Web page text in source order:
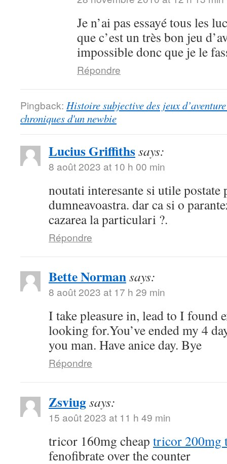
Je n’ai pas essayé tous les
que c’est un très bon jeu
impossible donc que je le
Répondre
Pingback: Histoire subjective des jeux
chroniques d'un newbie
Lucius Griffithssays:
8 août 2023 at 10 h 00 min
noutati interesante si utile postate
dumneavoastra. dar ca si o
cazarea la particulari ?.
Répondre
Bette Normansays:
8 août 2023 at 17 h 29 min
I take pleasure in, lead to I found
looking for.You’ve ended my 4
you man. Have anice day. Bye
Répondre
Zsviugsays:
15 août 2023 at 11 h 49 min
tricor 160mg cheap tricor 200mg
fenofibrate over the counter